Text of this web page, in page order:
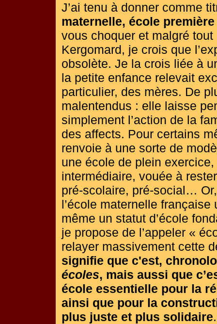
J’ai tenu à donner comme
maternelle, école première
vous choquer et malgré
Kergomard, je crois que
obsolète. Je la crois liée à
la petite enfance relevait
particulier, des mères. De
malentendus : elle laisse
simplement l’action de la
des affects. Pour certains
renvoie à une sorte de
une école de plein
intermédiaire, vouée à
pré-scolaire, pré-social…
l’école maternelle
même un statut d’école
je propose de l’appeler «
relayer massivement cette
signifie que c'est,
écoles, mais aussi que
école essentielle pour la
ainsi que pour la
plus juste et plus solidaire.